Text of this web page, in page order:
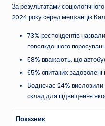
За результатами
2024 року серед мешканців
73% респондентів
повсякденного
58% вважають, що
65% опитаних задоволені
Водночас 24%
склад для підвищення
Показник